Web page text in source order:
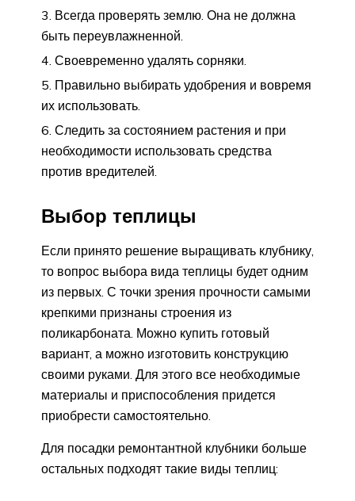
Всегда проверять землю. Она не должна
быть переувлажненной.
Своевременно удалять сорняки.
Правильно выбирать удобрения и вовремя
их использовать.
Следить за состоянием растения и при
необходимости использовать средства
против вредителей.
Выбор теплицы
Если принято решение выращивать клубнику,
то вопрос выбора вида теплицы будет одним
из первых. С точки зрения прочности самыми
крепкими признаны строения из
поликарбоната. Можно купить готовый
вариант, а можно изготовить конструкцию
своими руками. Для этого все необходимые
материалы и приспособления придется
приобрести самостоятельно.
Для посадки ремонтантной клубники больше
остальных подходят такие виды теплиц: